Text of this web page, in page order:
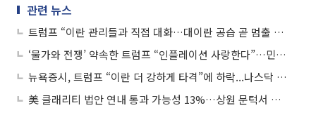
관련 뉴스
트럼프 “이란 관리들과 직접 대화…대이란 공습 곧 멈출 것”
‘물가와 전쟁’ 약속한 트럼프 “인플레이션 사랑한다”…민주당 맹공
뉴욕증시, 트럼프 “이란 더 강하게 타격”에 하락...나스닥 1.98%↓
美 클래리티 법안 연내 통과 가능성 13%…상원 문턱서 제동